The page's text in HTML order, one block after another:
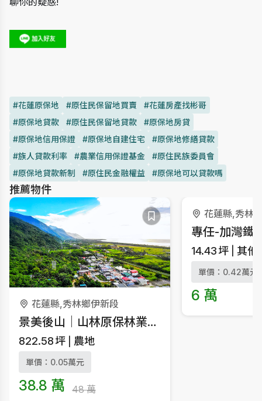
#花蓮原保地 #原住民保留地買賣
#花蓮房產找彬哥
#原保地貸款
#原住民保留地貸款
#原保地房貸
#原保地信用保證
#原保地自建住宅
#原保地修繕貸款
#族人貸款利率
#農業信用保證基金
#原住民族委員會
#原保地貸款新制
#原住民金融權益 #原保地可以貸款嗎
推薦物件
花蓮縣,秀林鄉伊新段
景美後山｜山林原保林業用地｜稀有釋出｜需原民身分
822.58坪 農地
單價：0.05萬元
38.8 萬 48 萬
花蓮縣,秀林
14.43坪 其他
單價：0.42萬元
6 萬